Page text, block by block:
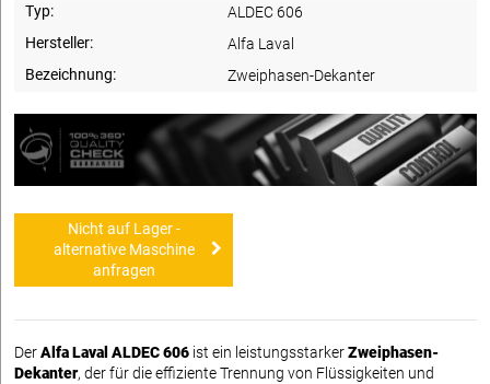
Typ:
ALDEC 606
Hersteller:
Alfa Laval
Bezeichnung:
Zweiphasen-Dekanter
Nicht auf Lager -
alternative Maschine
anfragen
DerAlfa Laval ALDEC 606 ist ein leistungsstarkerZweiphasen-
Dekanter, der für die effiziente Trennung von Flüssigkeiten und